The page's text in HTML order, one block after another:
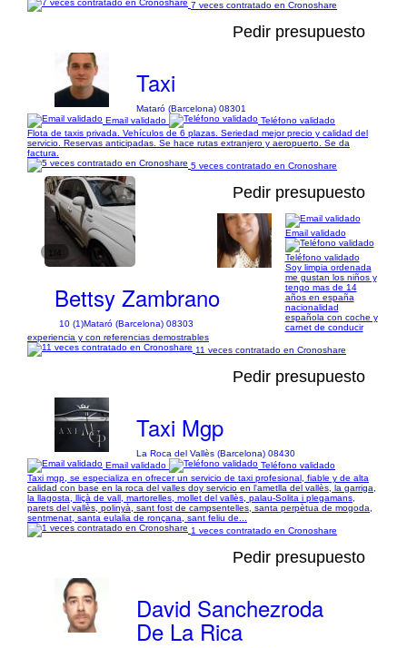
7 veces contratado en Cronoshare
Pedir presupuesto
Taxi
Mataró (Barcelona) 08301
Email validado
Teléfono validado
Flota de taxis privada. Vehículos de 6 plazas. Seriedad mejor precio y calidad del
servicio. Reservas anticipadas. Se hace rutas extranjero y aeropuerto. Se da
factura.
5 veces contratado en Cronoshare
1/4
Pedir presupuesto
Bettsy Zambrano
10 (1)Mataró (Barcelona) 08303
Email validado
Teléfono validado
Soy limpia ordenada
me gustan los niños y
tengo mas de 14
años en españa
nacionalidad
española con coche y
carnet de conducir
experiencia y con referencias demostrables
11 veces contratado en Cronoshare
Pedir presupuesto
Taxi Mgp
La Roca del Vallès (Barcelona) 08430
Email validado
Teléfono validado
Taxi mgp, se especializa en ofrecer un servicio de taxi profesional, fiable y de alta
calidad con base en la roca del valles doy servicio en l'ametlla del vallès, la garriga,
la llagosta, lliçà de vall, martorelles, mollet del vallès, palau-Solita i plegamans,
parets del vallès, polinyà, sant fost de campsentelles, santa perpètua de mogoda,
sentmenat, santa eulalia de ronçana, sant feliu de...
1 veces contratado en Cronoshare
Pedir presupuesto
David Sanchezroda
De La Rica